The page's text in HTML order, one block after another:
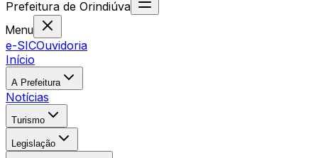
Prefeitura de Orindiúva
Menu
e-SICOuvidoria
Início
A Prefeitura
Notícias
Turismo
Legislação